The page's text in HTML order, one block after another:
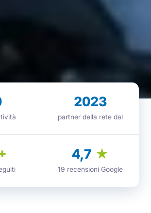
2023
partner della rete dal
4,7 ★
19 recensioni Google